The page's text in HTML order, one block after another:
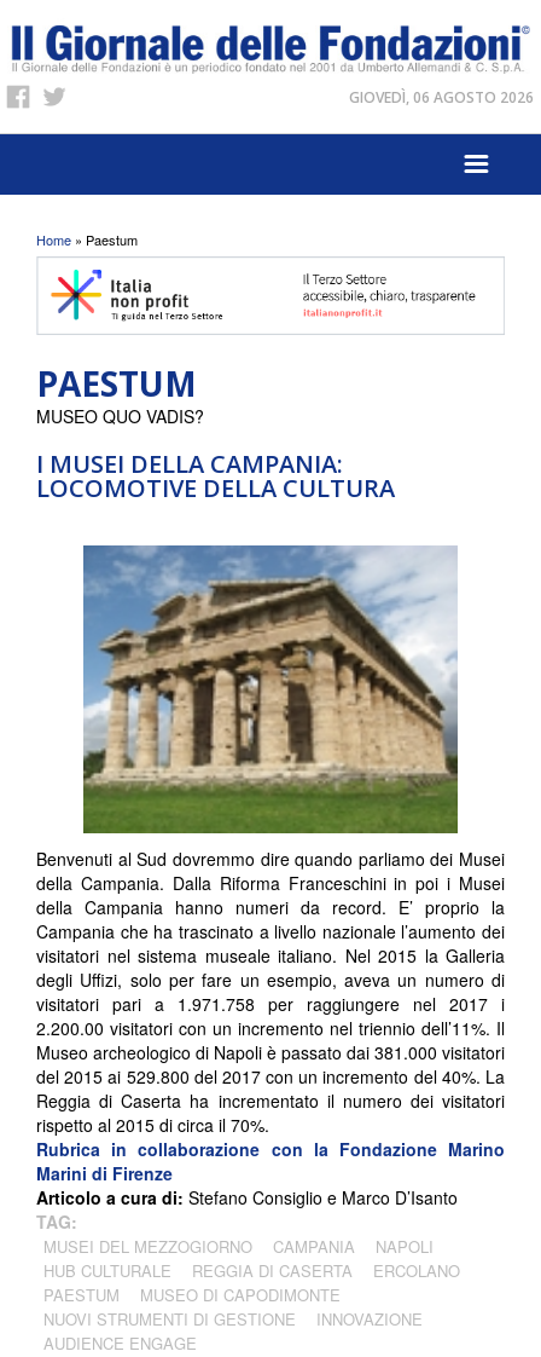
GIOVEDÌ, 06 AGOSTO 2026
Tu sei qui
Home » Paestum
PAESTUM
I MUSEI DELLA CAMPANIA:
LOCOMOTIVE DELLA CULTURA
MUSEO QUO VADIS?
Benvenuti al Sud dovremmo dire quando parliamo dei Musei
della Campania. Dalla Riforma Franceschini in poi i Musei
della Campania hanno numeri da record. E’ proprio la
Campania che ha trascinato a livello nazionale l’aumento dei
visitatori nel sistema museale italiano. Nel 2015 la Galleria
degli Uffizi, solo per fare un esempio, aveva un numero di
visitatori pari a 1.971.758 per raggiungere nel 2017 i
2.200.00 visitatori con un incremento nel triennio dell’11%. Il
Museo archeologico di Napoli è passato dai 381.000 visitatori
del 2015 ai 529.800 del 2017 con un incremento del 40%. La
Reggia di Caserta ha incrementato il numero dei visitatori
rispetto al 2015 di circa il 70%.
Rubrica in collaborazione con la Fondazione Marino
Marini di Firenze
Articolo a cura di: Stefano Consiglio e Marco D’Isanto
TAG:
MUSEI DEL MEZZOGIORNO CAMPANIA
NAPOLI
HUB CULTURALE
REGGIA DI CASERTA
ERCOLANO
PAESTUM
MUSEO DI CAPODIMONTE
NUOVI STRUMENTI DI GESTIONE
INNOVAZIONE
AUDIENCE ENGAGE